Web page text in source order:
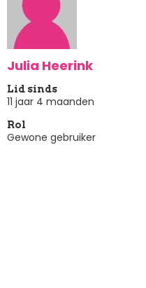
Julia Heerink
Lid sinds
11 jaar 4 maanden
Rol
Gewone gebruiker